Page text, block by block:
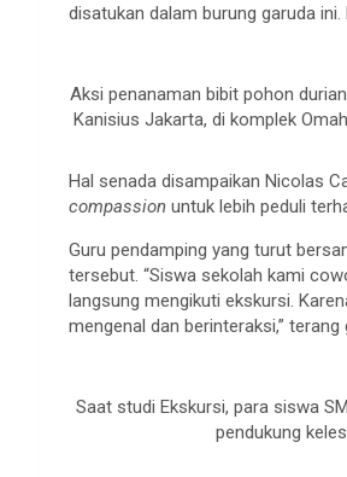
disatukan dalam burung garuda
Aksi penanaman bibit pohon
Kanisius Jakarta, di komplek
Hal senada disampaikan Nicolas
compassion untuk lebih peduli
Guru pendamping yang turut
tersebut. “Siswa sekolah kami
langsung mengikuti ekskursi.
mengenal dan berinteraksi,”
Saat studi Ekskursi, para siswa
pendukung